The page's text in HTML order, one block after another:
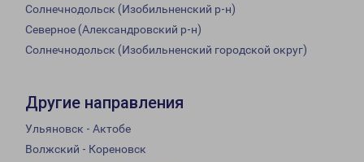
Солнечнодольск (Изобильненский р-н)
Северное (Александровский р-н)
Солнечнодольск (Изобильненский городской округ)
Другие направления
Ульяновск - Актобе
Волжский - Кореновск